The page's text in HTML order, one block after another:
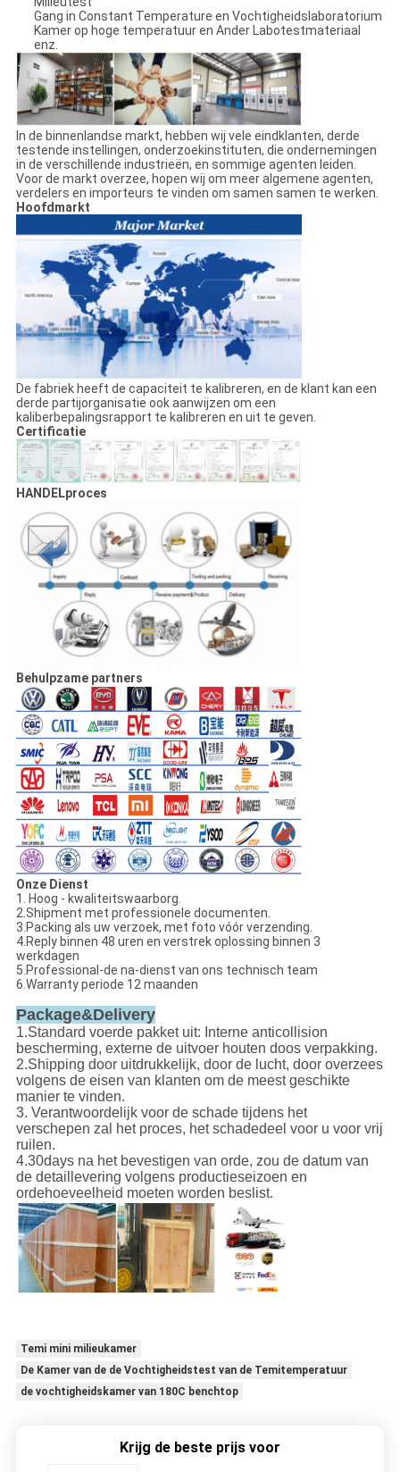
Gang in Constant Temperature en Vochtigheidslaboratorium
Kamer op hoge temperatuur en Ander Labotestmateriaal
enz.
In de binnenlandse markt, hebben wij vele eindklanten, derde
testende instellingen, onderzoekinstituten, die ondernemingen
in de verschillende industrieën, en sommige agenten leiden.
Voor de markt overzee, hopen wij om meer algemene agenten,
verdelers en importeurs te vinden om samen samen te werken.
Hoofdmarkt
De fabriek heeft de capaciteit te kalibreren, en de klant kan een
derde partijorganisatie ook aanwijzen om een
kaliberbepalingsrapport te kalibreren en uit te geven.
Certificatie
HANDELproces
Behulpzame partners
Onze Dienst
1. Hoog - kwaliteitswaarborg.
2.Shipment met professionele documenten.
3.Packing als uw verzoek, met foto vóór verzending.
4.Reply binnen 48 uren en verstrek oplossing binnen 3
werkdagen
5.Professional-de na-dienst van ons technisch team
6.Warranty periode 12 maanden
Package&Delivery
1.Standard voerde pakket uit: Interne anticollision
bescherming, externe de uitvoer houten doos verpakking.
2.Shipping door uitdrukkelijk, door de lucht, door overzees
volgens de eisen van klanten om de meest geschikte
manier te vinden.
3. Verantwoordelijk voor de schade tijdens het
verschepen zal het proces, het schadedeel voor u voor vrij
ruilen.
4.30days na het bevestigen van orde, zou de datum van
de detaillevering volgens productieseizoen en
ordehoeveelheid moeten worden beslist.
Temi mini milieukamer
De Kamer van de de Vochtigheidstest van de Temitemperatuur
de vochtigheidskamer van 180C benchtop
Krijg de beste prijs voor